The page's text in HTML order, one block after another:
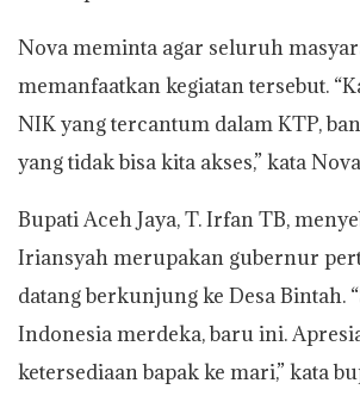
Nova meminta agar seluruh
memanfaatkan kegiatan tersebut.
NIK yang tercantum dalam KTP,
yang tidak bisa kita akses,” kata
Bupati Aceh Jaya, T. Irfan TB,
Iriansyah merupakan gubernur
datang berkunjung ke Desa Bintah.
Indonesia merdeka, baru ini.
ketersediaan bapak ke mari,” kata